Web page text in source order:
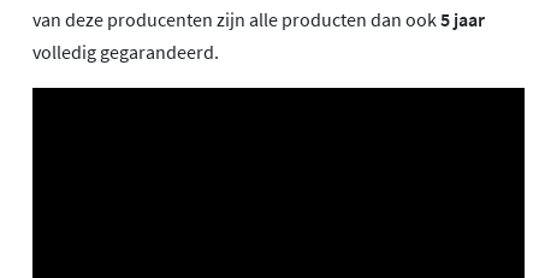
van deze producenten zijn alle producten dan ook5 jaar
volledig gegarandeerd.